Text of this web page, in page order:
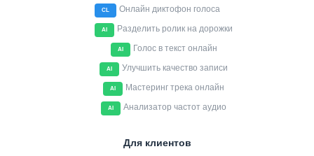
CL Онлайн диктофон голоса
AI Разделить ролик на дорожки
AI Голос в текст онлайн
AI Улучшить качество записи
AI Мастеринг трека онлайн
AI Анализатор частот аудио
Для клиентов